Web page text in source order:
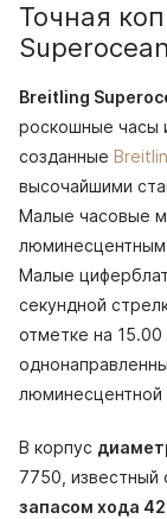
Точная
Breitling
роскошные часы
созданные
высочайшими
Малые часовые
люминесцентным
Малые
секундной
отметке на
люминесцентной
В корпус
7750,
запасом хода